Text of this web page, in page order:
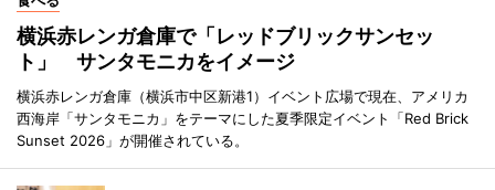
横浜赤レンガ倉庫で「レッドブリックサンセッ
ト」 サンタモニカをイメージ
横浜赤レンガ倉庫（横浜市中区新港1）イベント広場で現在、アメリカ
西海岸「サンタモニカ」をテーマにした夏季限定イベント「Red Brick
Sunset 2026」が開催されている。